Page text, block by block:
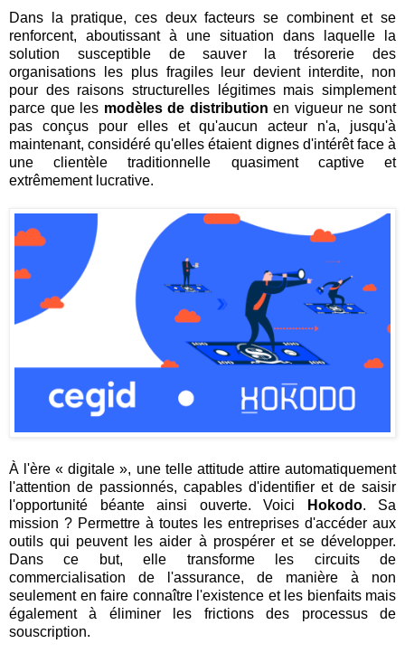
Dans la pratique, ces deux facteurs se combinent et se
renforcent, aboutissant à une situation dans laquelle la
solution susceptible de sauver la trésorerie des
organisations les plus fragiles leur devient interdite, non
pour des raisons structurelles légitimes mais simplement
parce que les modèles de distribution en vigueur ne sont
pas conçus pour elles et qu'aucun acteur n'a, jusqu'à
maintenant, considéré qu'elles étaient dignes d'intérêt face à
une clientèle traditionnelle quasiment captive et
extrêmement lucrative.
À l'ère « digitale », une telle attitude attire automatiquement
l'attention de passionnés, capables d'identifier et de saisir
l'opportunité béante ainsi ouverte. Voici
Hokodo. Sa
mission ? Permettre à toutes les entreprises d'accéder aux
outils qui peuvent les aider à prospérer et se développer.
Dans ce but, elle transforme les circuits de
commercialisation de l'assurance, de manière à non
seulement en faire connaître l'existence et les bienfaits mais
également à éliminer les frictions des processus de
souscription.